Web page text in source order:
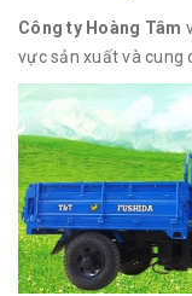
Công ty Hoàng Tâm
vực sản xuất và cung